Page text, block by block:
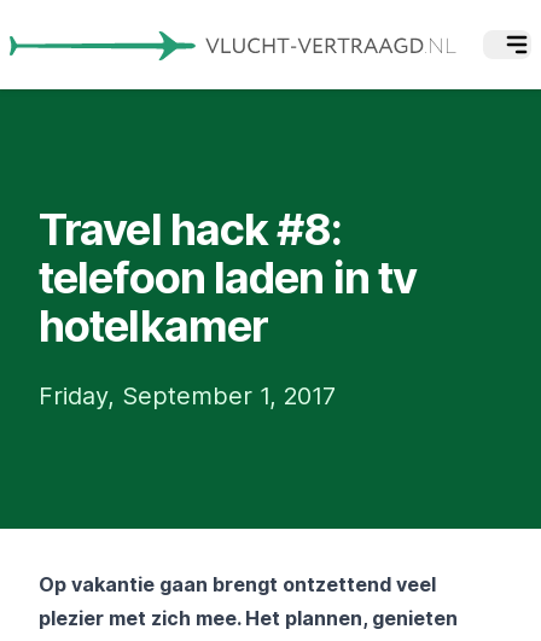
Travel hack #8:
telefoon laden in tv
hotelkamer
Friday, September 1, 2017
Op vakantie gaan brengt ontzettend veel
plezier met zich mee. Het plannen, genieten